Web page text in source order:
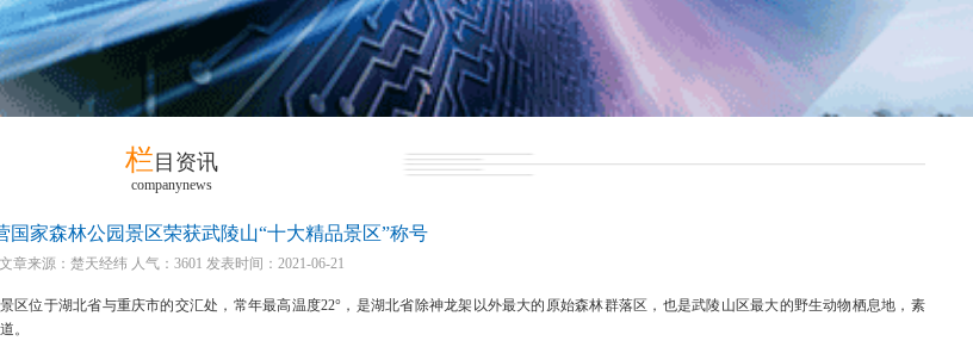
栏目资讯
companynews
国家森林公园景区荣获武陵山“十大精品景区”称号
文章来源：楚天经纬 人气：3601 发表时间：2021-06-21
区位于湖北省与重庆市的交汇处，常年最高温度22°，是湖北省除神龙架以外最大的原始森林群落区，也是武陵山区最大的野生动物栖息地，素
。